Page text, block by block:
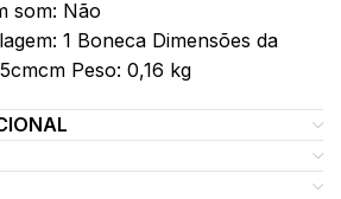
som: Não
1 Boneca Dimensões da
Peso: 0,16 kg